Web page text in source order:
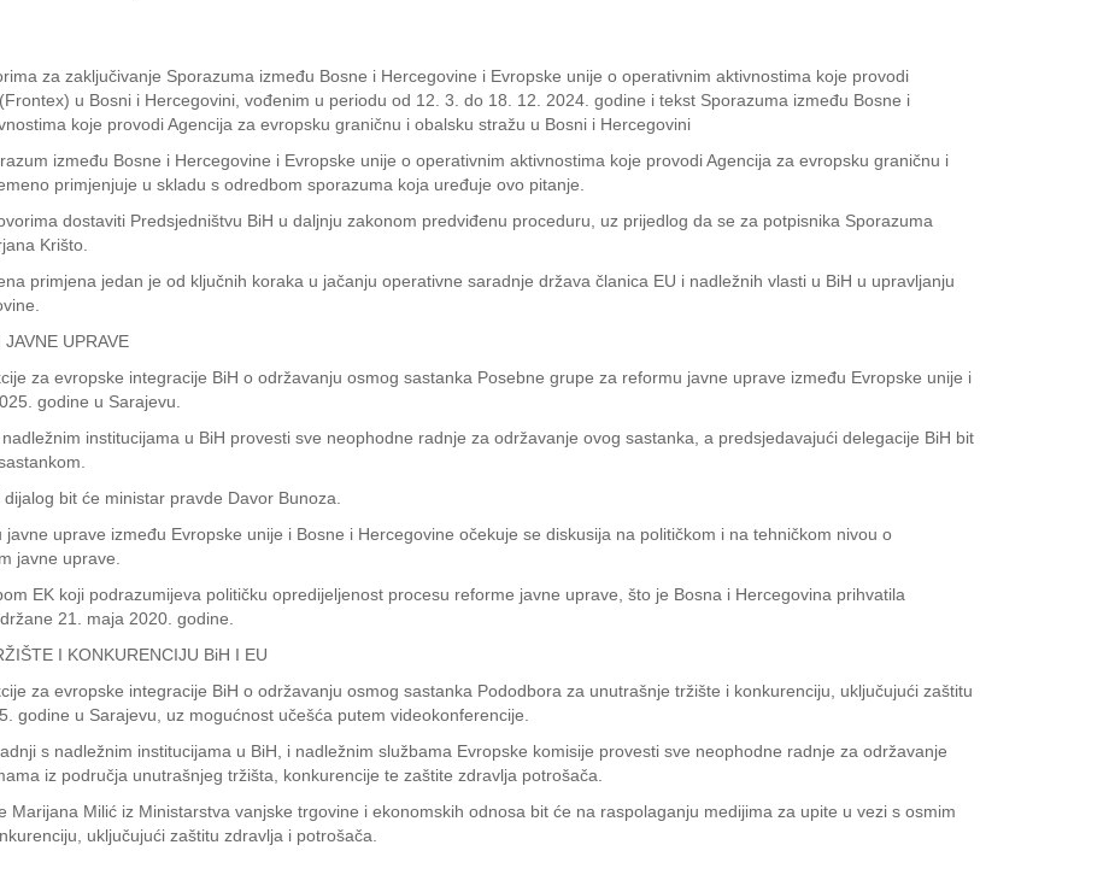
za zaključivanje Sporazuma između Bosne i Hercegovine i Evropske unije o operativnim aktivnostima koje provodi
u Bosni i Hercegovini, vođenim u periodu od 12. 3. do 18. 12. 2024. godine i tekst Sporazuma između Bosne i
koje provodi Agencija za evropsku graničnu i obalsku stražu u Bosni i Hercegovini
između Bosne i Hercegovine i Evropske unije o operativnim aktivnostima koje provodi Agencija za evropsku graničnu i
primjenjuje u skladu s odredbom sporazuma koja uređuje ovo pitanje.
dostaviti Predsjedništvu BiH u daljnju zakonom predviđenu proceduru, uz prijedlog da se za potpisnika Sporazuma
Krišto.
primjena jedan je od ključnih koraka u jačanju operativne saradnje država članica EU i nadležnih vlasti u BiH u upravljanju
UPRAVE
za evropske integracije BiH o održavanju osmog sastanka Posebne grupe za reformu javne uprave između Evropske unije i
godine u Sarajevu.
institucijama u BiH provesti sve neophodne radnje za održavanje ovog sastanka, a predsjedavajući delegacije BiH bit
bit će ministar pravde Davor Bunoza.
uprave između Evropske unije i Bosne i Hercegovine očekuje se diskusija na političkom i na tehničkom nivou o
javne uprave.
EK koji podrazumijeva političku opredijeljenost procesu reforme javne uprave, što je Bosna i Hercegovina prihvatila
21. maja 2020. godine.
I KONKURENCIJU BiH I EU
za evropske integracije BiH o održavanju osmog sastanka Pododbora za unutrašnje tržište i konkurenciju, uključujući zaštitu
godine u Sarajevu, uz mogućnost učešća putem videokonferencije.
s nadležnim institucijama u BiH, i nadležnim službama Evropske komisije provesti sve neophodne radnje za održavanje
iz područja unutrašnjeg tržišta, konkurencije te zaštite zdravlja potrošača.
Marijana Milić iz Ministarstva vanjske trgovine i ekonomskih odnosa bit će na raspolaganju medijima za upite u vezi s osmim
uključujući zaštitu zdravlja i potrošača.